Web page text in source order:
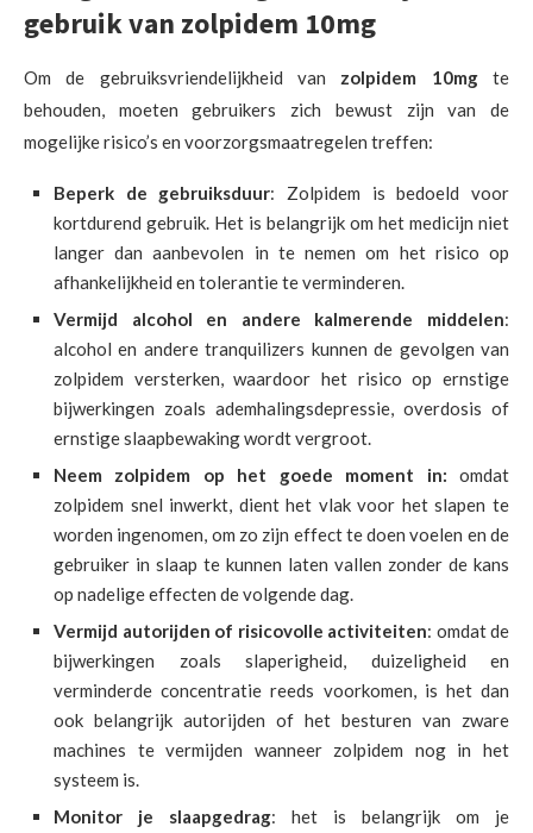
gebruik van zolpidem 10mg
Om de gebruiksvriendelijkheid van zolpidem 10mgte
behouden, moeten gebruikers zich bewust zijn van de
mogelijke risico’s en voorzorgsmaatregelen treffen:
Beperk de gebruiksduur: Zolpidem is bedoeld voor
kortdurend gebruik. Het is belangrijk om het medicijn niet
langer dan aanbevolen in te nemen om het risico op
afhankelijkheid en tolerantie te verminderen.
Vermijd alcohol en andere kalmerende middelen:
alcohol en andere tranquilizers kunnen de gevolgen van
zolpidem versterken, waardoor het risico op ernstige
bijwerkingen zoals ademhalingsdepressie, overdosis of
ernstige slaapbewaking wordt vergroot.
Neem zolpidem op het goede moment in: omdat
zolpidem snel inwerkt, dient het vlak voor het slapen te
worden ingenomen, om zo zijn effect te doen voelen en de
gebruiker in slaap te kunnen laten vallen zonder de kans
op nadelige effecten de volgende dag.
Vermijd autorijden of risicovolle activiteiten: omdat de
bijwerkingen zoals slaperigheid, duizeligheid en
verminderde concentratie reeds voorkomen, is het dan
ook belangrijk autorijden of het besturen van zware
machines te vermijden wanneer zolpidem nog in het
systeem is.
Monitor je slaapgedrag: het is belangrijk om je